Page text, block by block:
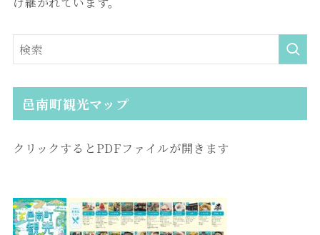
邑南町観光マップ
クリックするとPDFファイルが開きます